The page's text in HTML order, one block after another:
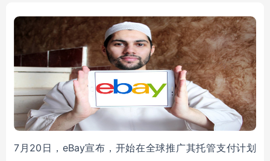
7月20日，eBay宣布，开始在全球推广其托管支付计划